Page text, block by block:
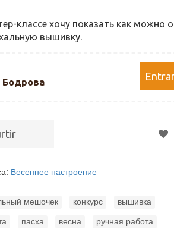
классе хочу показать как можно
вышивку.
Бодрова
Весеннее настроение
мешочек конкурс вышивка
пасха весна ручная работа